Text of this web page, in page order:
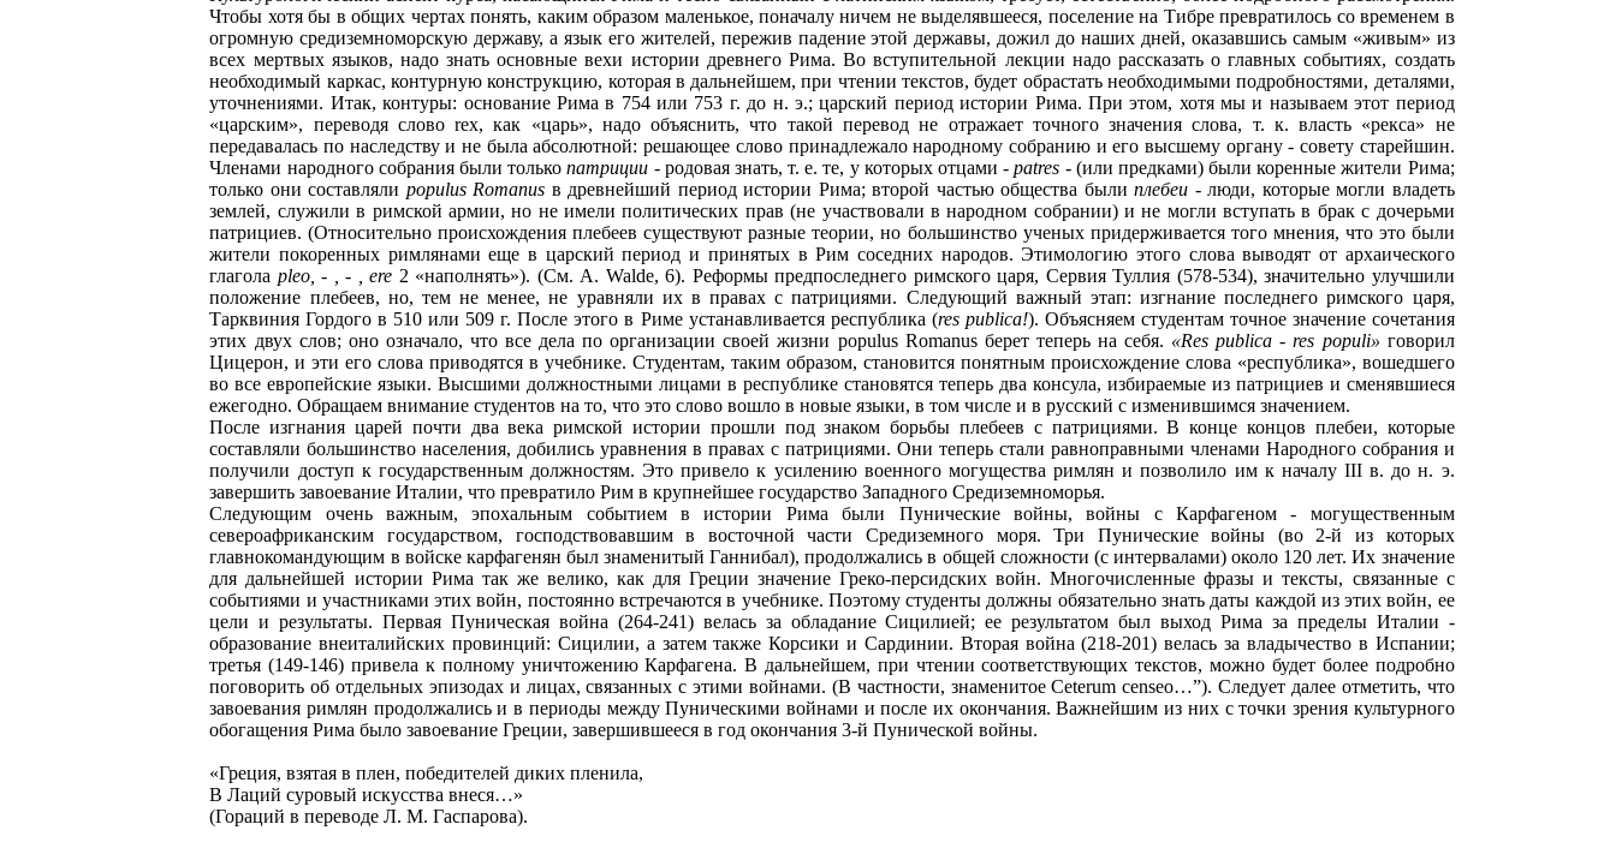
Чтобы хотя бы в общих чертах понять, каким образом маленькое, поначалу ничем не выделявшееся, поселение на Тибре превратилось со временем в
огромную средиземноморскую державу, а язык его жителей, пережив падение этой державы, дожил до наших дней, оказавшись самым «живым» из
всех мертвых языков, надо знать основные вехи истории древнего Рима. Во вступительной лекции надо рассказать о главных событиях, создать
необходимый каркас, контурную конструкцию, которая в дальнейшем, при чтении текстов, будет обрастать необходимыми подробностями, деталями,
уточнениями. Итак, контуры: основание Рима в 754 или 753 г. до н. э.; царский период истории Рима. При этом, хотя мы и называем этот период
«царским», переводя слово rex, как «царь», надо объяснить, что такой перевод не отражает точного значения слова, т. к. власть «рекса» не
передавалась по наследству и не была абсолютной: решающее слово принадлежало народному собранию и его высшему органу - совету старейшин.
Членами народного собрания были толькопатриции - родовая знать, т. е. те, у которых отцами -patres - (или предками) были коренные жители Рима;
только они составляли populus Romanus в древнейший период истории Рима; второй частью общества былиплебеи - люди, которые могли владеть
землей, служили в римской армии, но не имели политических прав (не участвовали в народном собрании) и не могли вступать в брак с дочерьми
патрициев. (Относительно происхождения плебеев существуют разные теории, но большинство ученых придерживается того мнения, что это были
жители покоренных римлянами еще в царский период и принятых в Рим соседних народов. Этимологию этого слова выводят от архаического
глагола pleo, - , - , ere 2 «наполнять»). (См. A. Walde, 6). Реформы предпоследнего римского царя, Сервия Туллия (578-534), значительно улучшили
положение плебеев, но, тем не менее, не уравняли их в правах с патрициями. Следующий важный этап: изгнание последнего римского царя,
Тарквиния Гордого в 510 или 509 г. После этого в Риме устанавливается республика (res publica!). Объясняем студентам точное значение сочетания
этих двух слов; оно означало, что все дела по организации своей жизни populus Romanus берет теперь на себя. «Res publica - res populi» говорил
Цицерон, и эти его слова приводятся в учебнике. Студентам, таким образом, становится понятным происхождение слова «республика», вошедшего
во все европейские языки. Высшими должностными лицами в республике становятся теперь два консула, избираемые из патрициев и сменявшиеся
ежегодно. Обращаем внимание студентов на то, что это слово вошло в новые языки, в том числе и в русский с изменившимся значением.
После изгнания царей почти два века римской истории прошли под знаком борьбы плебеев с патрициями. В конце концов плебеи, которые
составляли большинство населения, добились уравнения в правах с патрициями. Они теперь стали равноправными членами Народного собрания и
получили доступ к государственным должностям. Это привело к усилению военного могущества римлян и позволило им к началу III в. до н. э.
завершить завоевание Италии, что превратило Рим в крупнейшее государство Западного Средиземноморья.
Следующим очень важным, эпохальным событием в истории Рима были Пунические войны, войны с Карфагеном - могущественным
североафриканским государством, господствовавшим в восточной части Средиземного моря. Три Пунические войны (во 2-й из которых
главнокомандующим в войске карфагенян был знаменитый Ганнибал), продолжались в общей сложности (с интервалами) около 120 лет. Их значение
для дальнейшей истории Рима так же велико, как для Греции значение Греко-персидских войн. Многочисленные фразы и тексты, связанные с
событиями и участниками этих войн, постоянно встречаются в учебнике. Поэтому студенты должны обязательно знать даты каждой из этих войн, ее
цели и результаты. Первая Пуническая война (264-241) велась за обладание Сицилией; ее результатом был выход Рима за пределы Италии -
образование внеиталийских провинций: Сицилии, а затем также Корсики и Сардинии. Вторая война (218-201) велась за владычество в Испании;
третья (149-146) привела к полному уничтожению Карфагена. В дальнейшем, при чтении соответствующих текстов, можно будет более подробно
поговорить об отдельных эпизодах и лицах, связанных с этими войнами. (В частности, знаменитое Ceterum censeo…”). Следует далее отметить, что
завоевания римлян продолжались и в периоды между Пуническими войнами и после их окончания. Важнейшим из них с точки зрения культурного
обогащения Рима было завоевание Греции, завершившееся в год окончания 3-й Пунической войны.
«Греция, взятая в плен, победителей диких пленила,
В Лаций суровый искусства внеся…»
(Гораций в переводе Л. М. Гаспарова).